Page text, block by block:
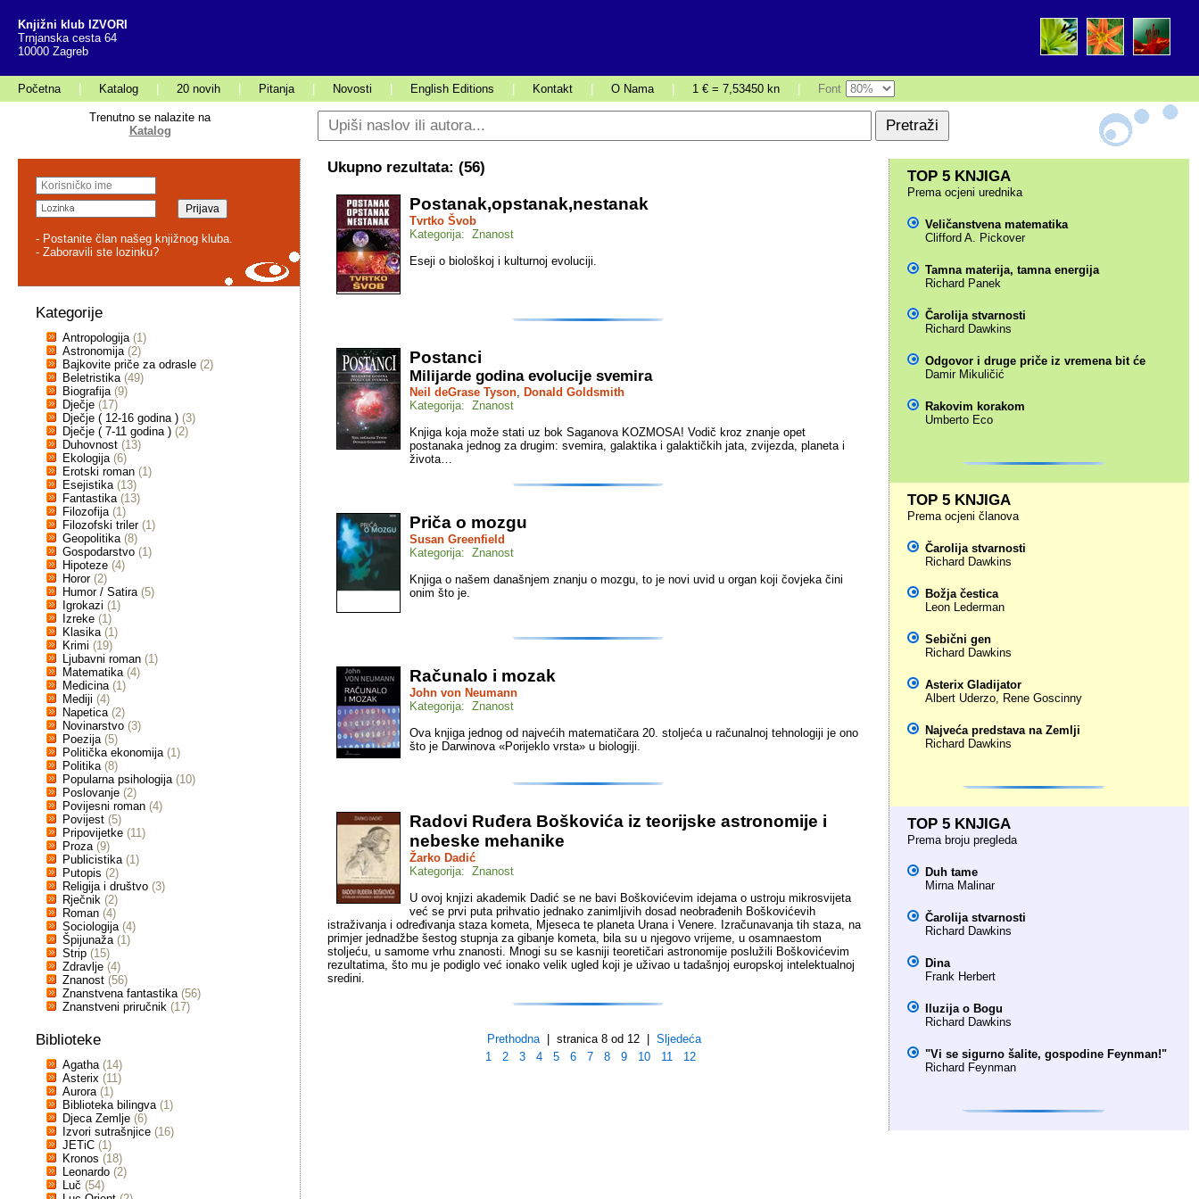
Knjižni klub IZVORI
Trnjanska cesta 64
10000 Zagreb
Početna Katalog 20 novih Pitanja Novosti English Editions Kontakt O Nama 1 € = 7,53450 kn Font
Trenutno se nalazite na
Katalog
- Postanite član našeg knjižnog kluba.
- Zaboravili ste lozinku?
Kategorije
Antropologija (1)
Astronomija (2)
Bajkovite priče za odrasle (2)
Beletristika (49)
Biografija (9)
Dječje (17)
Dječje ( 12-16 godina ) (3)
Dječje ( 7-11 godina ) (2)
Duhovnost (13)
Ekologija (6)
Erotski roman (1)
Esejistika (13)
Fantastika (13)
Filozofija (1)
Filozofski triler (1)
Geopolitika (8)
Gospodarstvo (1)
Hipoteze (4)
Horor (2)
Humor / Satira (5)
Igrokazi (1)
Izreke (1)
Klasika (1)
Krimi (19)
Ljubavni roman (1)
Matematika (4)
Medicina (1)
Mediji (4)
Napetica (2)
Novinarstvo (3)
Poezija (5)
Politička ekonomija (1)
Politika (8)
Popularna psihologija (10)
Poslovanje (2)
Povijesni roman (4)
Povijest (5)
Pripovijetke (11)
Proza (9)
Publicistika (1)
Putopis (2)
Religija i društvo (3)
Rječnik (2)
Roman (4)
Sociologija (4)
Špijunaža (1)
Strip (15)
Zdravlje (4)
Znanost (56)
Znanstvena fantastika (56)
Znanstveni priručnik (17)
Biblioteke
Agatha (14)
Asterix (11)
Aurora (1)
Biblioteka bilingva (1)
Djeca Zemlje (6)
Izvori sutrašnjice (16)
JETiC (1)
Kronos (18)
Leonardo (2)
Luč (54)
Ukupno rezultata: (56)
Postanak,opstanak,nestanak
Tvrtko Švob
Kategorija: Znanost
Eseji o biološkoj i kulturnoj evoluciji.
Postanci
Milijarde godina evolucije svemira
Neil deGrase Tyson, Donald Goldsmith
Kategorija: Znanost
Knjiga koja može stati uz bok Saganova KOZMOSA! Vodič kroz znanje opet
postanaka jednog za drugim: svemira, galaktika i galaktičkih jata, zvijezda, planeta i
života…
Priča o mozgu
Susan Greenfield
Kategorija: Znanost
Knjiga o našem današnjem znanju o mozgu, to je novi uvid u organ koji čovjeka čini
onim što je.
Računalo i mozak
John von Neumann
Kategorija: Znanost
Ova knjiga jednog od najvećih matematičara 20. stoljeća u računalnoj tehnologiji je ono
što je Darwinova «Porijeklo vrsta» u biologiji.
Radovi Ruđera Boškovića iz teorijske astronomije i
nebeske mehanike
Žarko Dadić
Kategorija: Znanost
U ovoj knjizi akademik Dadić se ne bavi Boškovićevim idejama o ustroju mikrosvijeta
već se prvi puta prihvatio jednako zanimljivih dosad neobrađenih Boškovićevih
istraživanja i određivanja staza kometa, Mjeseca te planeta Urana i Venere. Izračunavanja tih staza, na
primjer jednadžbe šestog stupnja za gibanje kometa, bila su u njegovo vrijeme, u osamnaestom
stoljeću, u samome vrhu znanosti. Mnogi su se kasniji teoretičari astronomije poslužili Boškovićevim
rezultatima, što mu je podiglo već ionako velik ugled koji je uživao u tadašnjoj europskoj intelektualnoj
sredini.
Prethodna| stranica 8 od 12 |Sljedeća
1
2 3 4 5 6 7 8 9 10 11 12
TOP 5 KNJIGA
Prema ocjeni urednika
Veličanstvena matematika
Clifford A. Pickover
Tamna materija, tamna energija
Richard Panek
Čarolija stvarnosti
Richard Dawkins
Odgovor i druge priče iz vremena bit će
Damir Mikuličić
Rakovim korakom
Umberto Eco
TOP 5 KNJIGA
Prema ocjeni članova
Čarolija stvarnosti
Richard Dawkins
Božja čestica
Leon Lederman
Sebični gen
Richard Dawkins
Asterix Gladijator
Albert Uderzo, Rene Goscinny
Najveća predstava na Zemlji
Richard Dawkins
TOP 5 KNJIGA
Prema broju pregleda
Duh tame
Mirna Malinar
Čarolija stvarnosti
Richard Dawkins
Dina
Frank Herbert
Iluzija o Bogu
Richard Dawkins
"Vi se sigurno šalite, gospodine Feynman!"
Richard Feynman